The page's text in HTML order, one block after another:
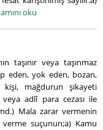
oku
taşınır veya taşınmaz
eden, yok eden, bozan,
kişi, mağdurun şikayeti
adlî para cezası ile
md.) Mala zarar vermenin
suçunun;a) Kamu